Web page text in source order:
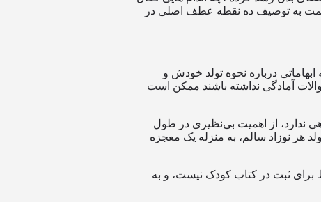
قسمت به توصیف ده نقطه عطف اصلی در
درباره نحوه تولد خودش و
آمادگی نداشته باشند ممکن است
ندارد، از اهمیت بی‌نظیری در طول
هر نوزاد سالم، به منزله یک معجزه
ثبت در کتاب کودک نیست، و به